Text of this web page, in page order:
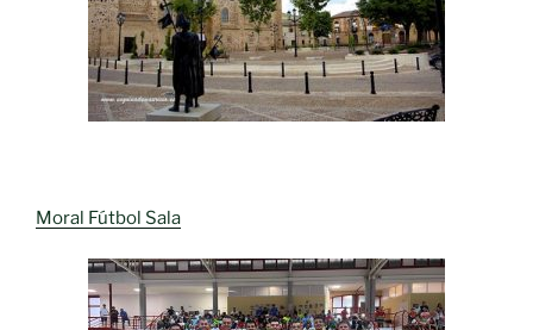
Moral Fútbol Sala